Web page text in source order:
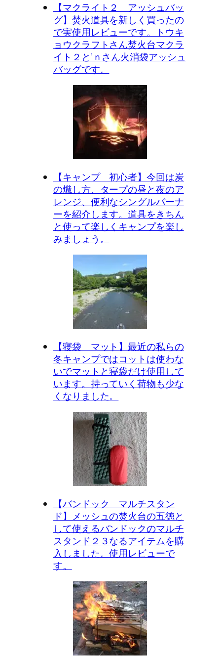
【マクライト２ アッシュバッ
グ】焚火道具を新しく買ったの
で実使用レビューです。トウキ
ョウクラフトさん焚火台マクラ
イト２と’ｎさん火消袋アッシュ
バッグです。
【キャンプ 初心者】今回は炭
の熾し方、タープの昼と夜のア
レンジ、便利なシングルバーナ
ーを紹介します。道具をきちん
と使って楽しくキャンプを楽し
みましょう。
【寝袋 マット】最近の私らの
冬キャンプではコットは使わな
いでマットと寝袋だけ使用して
います。持っていく荷物も少な
くなりました。
【バンドック マルチスタン
ド】メッシュの焚火台の五徳と
して使えるバンドックのマルチ
スタンド２３なるアイテムを購
入しました。使用レビューで
す。